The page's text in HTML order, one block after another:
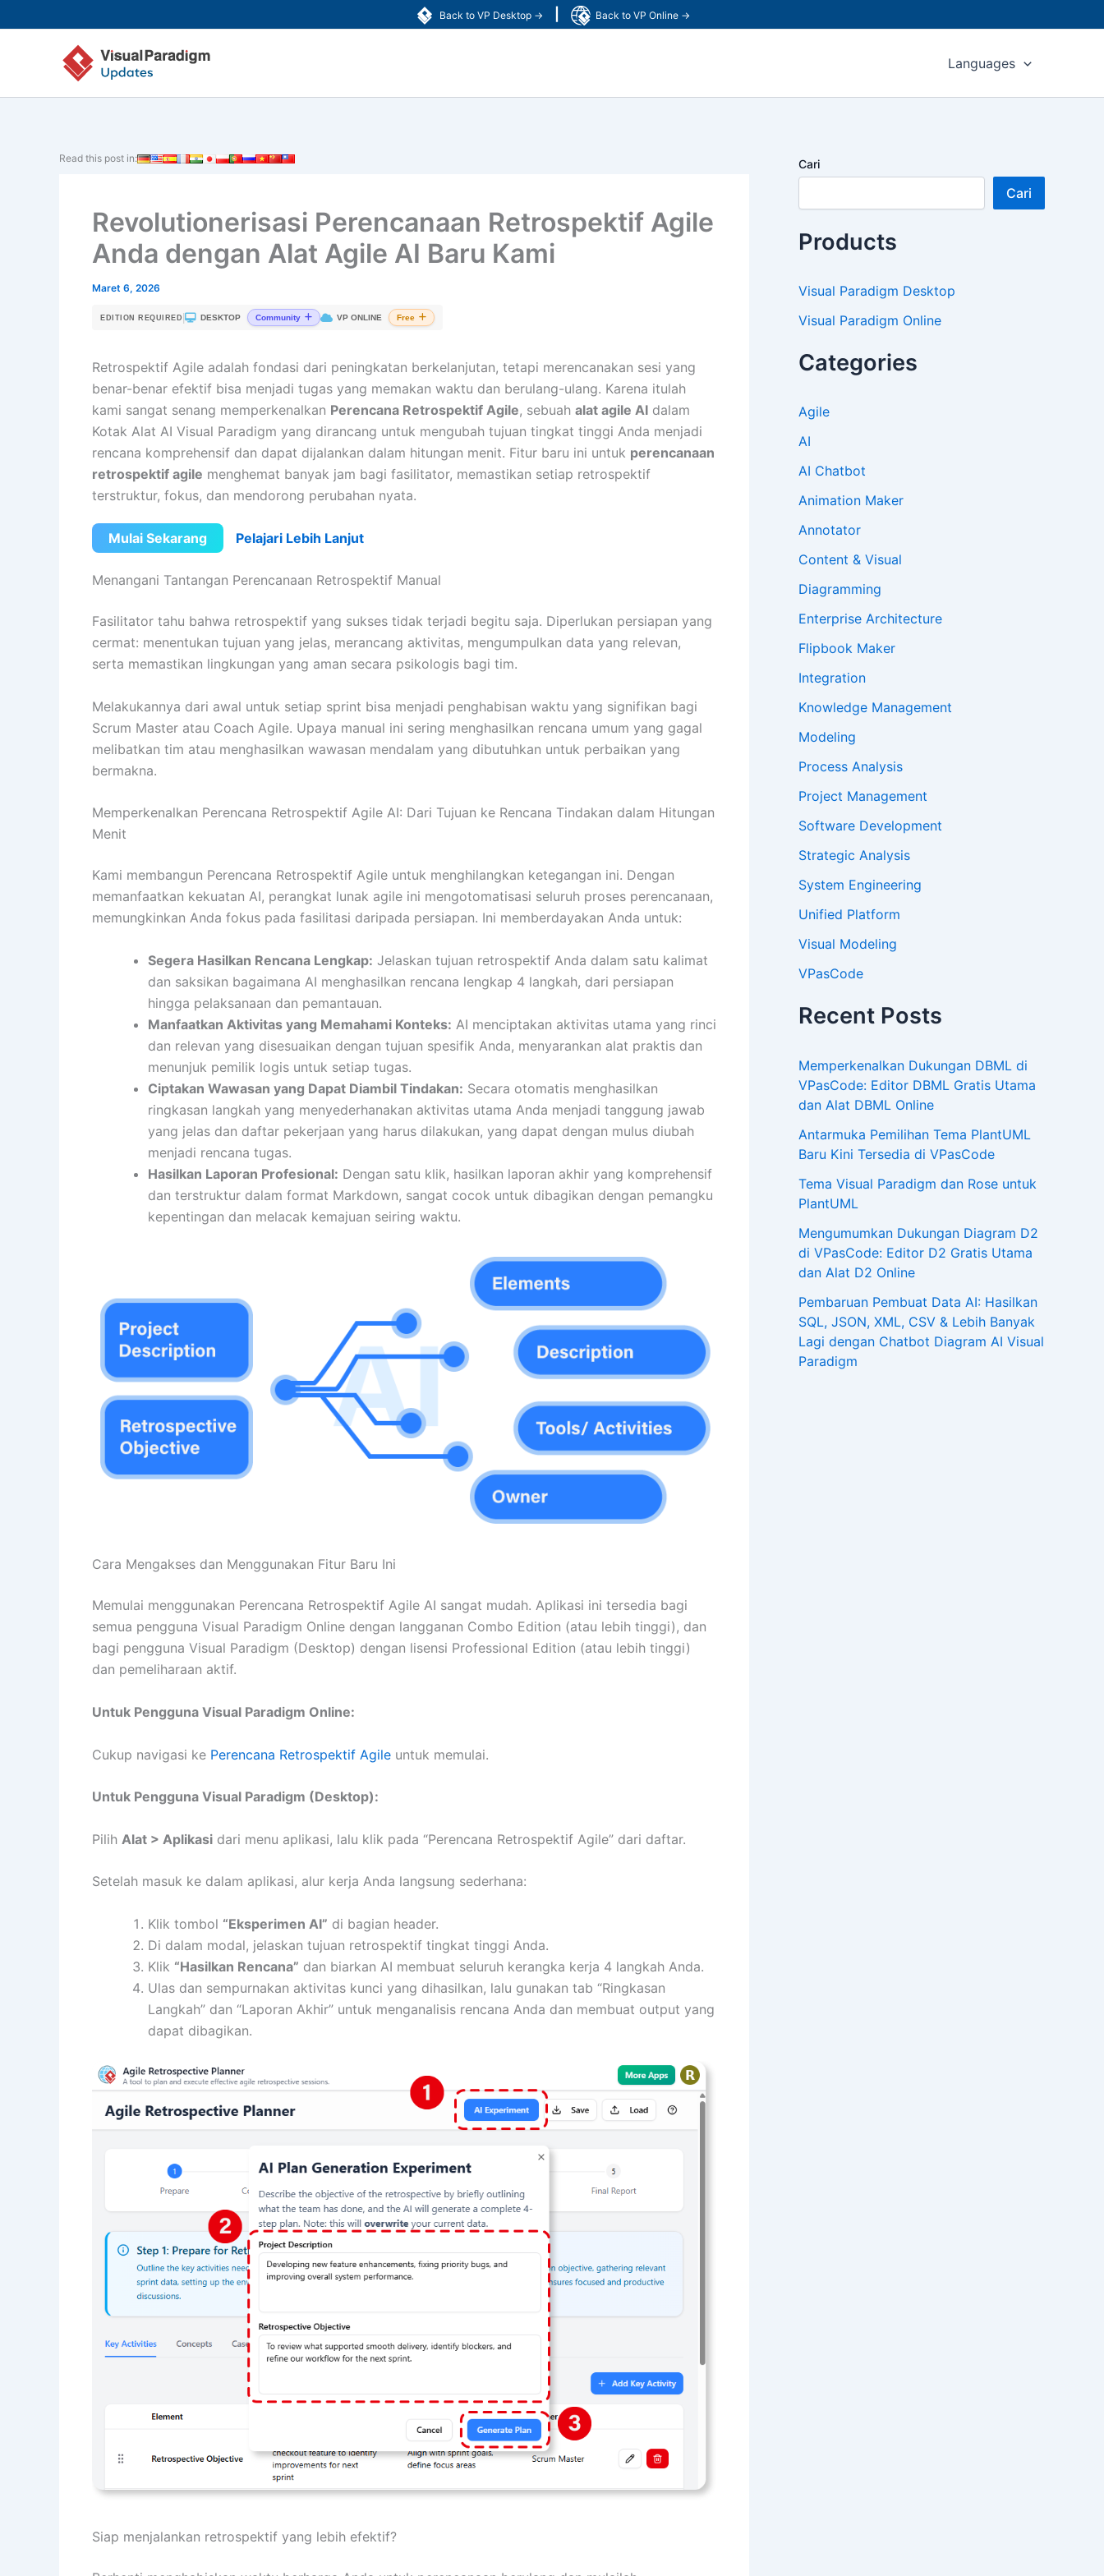
Back to VP Desktop → Back to VP Online →
ke
Languages
Read this post in:
Revolutionerisasi Perencanaan Retrospektif Agile
Anda dengan Alat Agile AI Baru Kami
Maret 6, 2026
EDITION REQUIRED DESKTOP Community VP ONLINE Free
Retrospektif Agile adalah fondasi dari peningkatan berkelanjutan, tetapi merencanakan sesi yang
benar-benar efektif bisa menjadi tugas yang memakan waktu dan berulang-ulang. Karena itulah
kami sangat senang memperkenalkan Perencana Retrospektif Agile, sebuah alat agile AI dalam
Kotak Alat AI Visual Paradigm yang dirancang untuk mengubah tujuan tingkat tinggi Anda menjadi
rencana komprehensif dan dapat dijalankan dalam hitungan menit. Fitur baru ini untuk perencanaan
retrospektif agile menghemat banyak jam bagi fasilitator, memastikan setiap retrospektif
terstruktur, fokus, dan mendorong perubahan nyata.
Mulai Sekarang Pelajari Lebih Lanjut
Menangani Tantangan Perencanaan Retrospektif Manual
Fasilitator tahu bahwa retrospektif yang sukses tidak terjadi begitu saja. Diperlukan persiapan yang
cermat: menentukan tujuan yang jelas, merancang aktivitas, mengumpulkan data yang relevan,
serta memastikan lingkungan yang aman secara psikologis bagi tim.
Melakukannya dari awal untuk setiap sprint bisa menjadi penghabisan waktu yang signifikan bagi
Scrum Master atau Coach Agile. Upaya manual ini sering menghasilkan rencana umum yang gagal
melibatkan tim atau menghasilkan wawasan mendalam yang dibutuhkan untuk perbaikan yang
bermakna.
Memperkenalkan Perencana Retrospektif Agile AI: Dari Tujuan ke Rencana Tindakan dalam Hitungan
Menit
Kami membangun Perencana Retrospektif Agile untuk menghilangkan ketegangan ini. Dengan
memanfaatkan kekuatan AI, perangkat lunak agile ini mengotomatisasi seluruh proses perencanaan,
memungkinkan Anda fokus pada fasilitasi daripada persiapan. Ini memberdayakan Anda untuk:
Segera Hasilkan Rencana Lengkap: Jelaskan tujuan retrospektif Anda dalam satu kalimat
dan saksikan bagaimana AI menghasilkan rencana lengkap 4 langkah, dari persiapan
hingga pelaksanaan dan pemantauan.
Manfaatkan Aktivitas yang Memahami Konteks: AI menciptakan aktivitas utama yang rinci
dan relevan yang disesuaikan dengan tujuan spesifik Anda, menyarankan alat praktis dan
menunjuk pemilik logis untuk setiap tugas.
Ciptakan Wawasan yang Dapat Diambil Tindakan: Secara otomatis menghasilkan
ringkasan langkah yang menyederhanakan aktivitas utama Anda menjadi tanggung jawab
yang jelas dan daftar pekerjaan yang harus dilakukan, yang dapat dengan mulus diubah
menjadi rencana tugas.
Hasilkan Laporan Profesional: Dengan satu klik, hasilkan laporan akhir yang komprehensif
dan terstruktur dalam format Markdown, sangat cocok untuk dibagikan dengan pemangku
kepentingan dan melacak kemajuan seiring waktu.
Cara Mengakses dan Menggunakan Fitur Baru Ini
Memulai menggunakan Perencana Retrospektif Agile AI sangat mudah. Aplikasi ini tersedia bagi
semua pengguna Visual Paradigm Online dengan langganan Combo Edition (atau lebih tinggi), dan
bagi pengguna Visual Paradigm (Desktop) dengan lisensi Professional Edition (atau lebih tinggi)
dan pemeliharaan aktif.
Untuk Pengguna Visual Paradigm Online:
Cukup navigasi ke Perencana Retrospektif Agile untuk memulai.
Untuk Pengguna Visual Paradigm (Desktop):
Pilih Alat > Aplikasi dari menu aplikasi, lalu klik pada “Perencana Retrospektif Agile” dari daftar.
Setelah masuk ke dalam aplikasi, alur kerja Anda langsung sederhana:
Klik tombol “Eksperimen AI” di bagian header.
Di dalam modal, jelaskan tujuan retrospektif tingkat tinggi Anda.
Klik “Hasilkan Rencana” dan biarkan AI membuat seluruh kerangka kerja 4 langkah Anda.
Ulas dan sempurnakan aktivitas kunci yang dihasilkan, lalu gunakan tab “Ringkasan
Langkah” dan “Laporan Akhir” untuk menganalisis rencana Anda dan membuat output yang
dapat dibagikan.
Siap menjalankan retrospektif yang lebih efektif?
Cari
Cari
Products
Visual Paradigm Desktop
Visual Paradigm Online
Categories
Agile
AI
AI Chatbot
Animation Maker
Annotator
Content & Visual
Diagramming
Enterprise Architecture
Flipbook Maker
Integration
Knowledge Management
Modeling
Process Analysis
Project Management
Software Development
Strategic Analysis
System Engineering
Unified Platform
Visual Modeling
VPasCode
Recent Posts
Memperkenalkan Dukungan DBML di
VPasCode: Editor DBML Gratis Utama
dan Alat DBML Online
Antarmuka Pemilihan Tema PlantUML
Baru Kini Tersedia di VPasCode
Tema Visual Paradigm dan Rose untuk
PlantUML
Mengumumkan Dukungan Diagram D2
di VPasCode: Editor D2 Gratis Utama
dan Alat D2 Online
Pembaruan Pembuat Data AI: Hasilkan
SQL, JSON, XML, CSV & Lebih Banyak
Lagi dengan Chatbot Diagram AI Visual
Paradigm